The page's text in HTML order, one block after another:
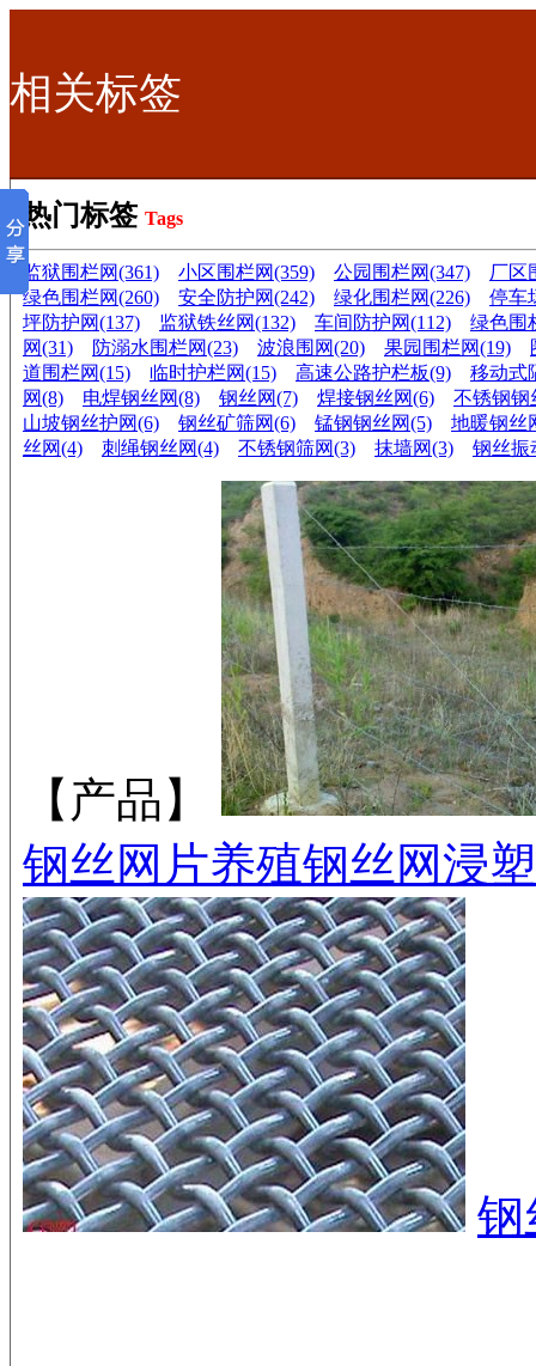
相关标签
热门标签 Tags
监狱围栏网(361) 小区围栏网(359) 公园围栏网(347)
厂区
绿色围栏网(260)
安全防护网(242) 绿化围栏网(226)
停车
坪防护网(137)
监狱铁丝网(132) 车间防护网(112)
绿色围
网(31)
防溺水围栏网(23) 波浪围网(20) 果园围栏网(19)
道围栏网(15)
临时护栏网(15) 高速公路护栏板(9)
移动式
网(8)
电焊钢丝网(8) 钢丝网(7) 焊接钢丝网(6)
不锈钢钢
山坡钢丝护网(6)
钢丝矿筛网(6) 锰钢钢丝网(5)
地暖钢丝
丝网(4)
刺绳钢丝网(4) 不锈钢筛网(3) 抹墙网(3) 钢丝振
【产品】
钢丝网片养殖钢丝网浸
钢